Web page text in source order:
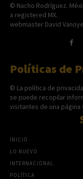
© Nacho Rodríguez.
a registered MX.
webmaster David Vanoye
Políticas de
© La política de
se puede recopilar
visitantes de una página
INICIO
LO NUEVO
INTERNACIONAL
POLÍTICA